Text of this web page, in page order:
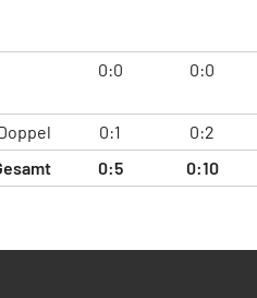
0:0 0:0
0:1 0:2
0:5 0:10